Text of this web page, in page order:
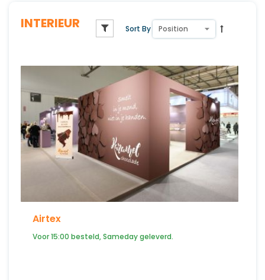
INTERIEUR Sort By
Airtex
Voor 15:00 besteld, Sameday geleverd.